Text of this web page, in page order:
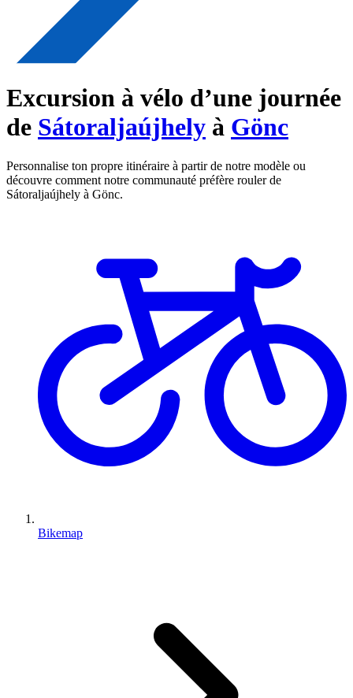
Excursion à vélo d’une journée
de Sátoraljaújhely à Gönc
Personnalise ton propre itinéraire à partir de notre modèle ou
découvre comment notre communauté préfère rouler de
Sátoraljaújhely à Gönc.
Bikemap